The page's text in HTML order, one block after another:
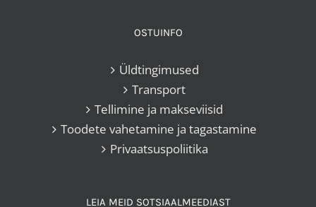
OSTUINFO
Üldtingimused
Transport
Tellimine ja makseviisid
Toodete vahetamine ja tagastamine
Privaatsuspoliitika
LEIA MEID SOTSIAALMEEDIAST